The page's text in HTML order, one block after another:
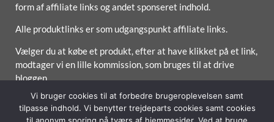
form af affiliate links og andet sponseret indhold.
Alle produktlinks er som udgangspunkt affiliate links.
Vælger du at købe et produkt, efter at have klikket på et link,
modtager vi en lille kommission, som bruges til at drive
bloggen.
Vi bruger cookies til at forbedre brugeroplevelsen samt
tilpasse indhold. Vi benytter trejdeparts cookies samt cookies